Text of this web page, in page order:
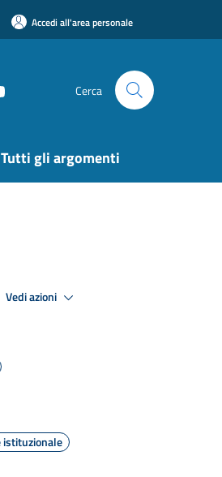
Accedi all'area personale
Cerca
Tutti gli argomenti
Vedi azioni
istituzionale